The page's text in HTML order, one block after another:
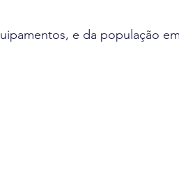
e da população